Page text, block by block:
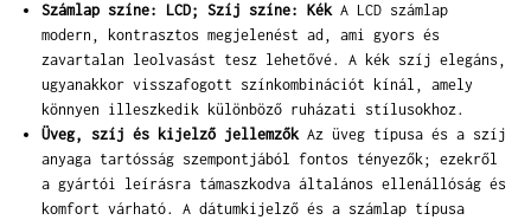
Számlap színe: LCD; Szíj színe: KékA LCD számlap
modern, kontrasztos megjelenést ad, ami gyors és
zavartalan leolvasást tesz lehetővé. A kék szíj elegáns,
ugyanakkor visszafogott színkombinációt kínál, amely
könnyen illeszkedik különböző ruházati stílusokhoz.
Üveg, szíj és kijelző jellemzőkAz üveg típusa és a szíj
anyaga tartósság szempontjából fontos tényezők; ezekről
a gyártói leírásra támaszkodva általános ellenállóság és
komfort várható. A dátumkijelző és a számlap típusa